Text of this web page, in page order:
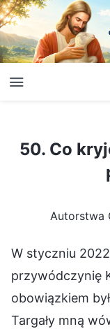
50. Co kryje się za
50. Co
Autorstwa
W styczniu
przywódczynię
obowiązkiem
Targały mną